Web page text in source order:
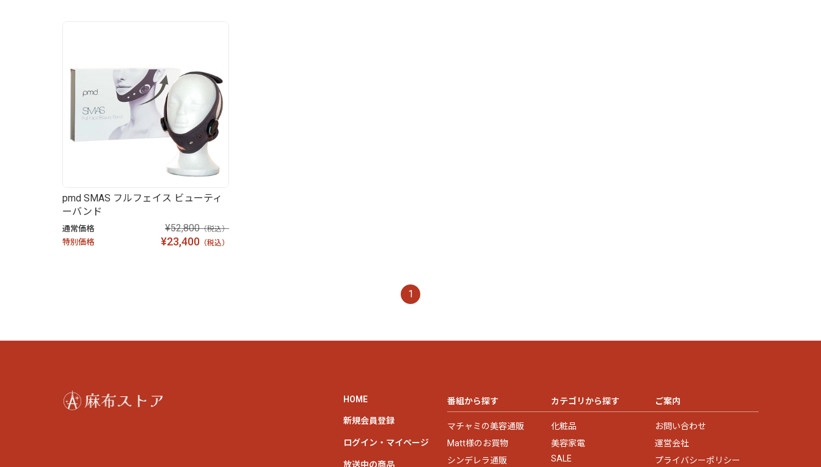
pmd SMAS フルフェイス ビューティ
ーバンド
通常価格 ¥52,800（税込）
特別価格 ¥23,400 （税込）
1
HOME
新規会員登録
ログイン・マイページ
放送中の商品
番組から探す
マチャミの美容通販
Matt様のお買物
シンデレラ通販
カテゴリから探す
化粧品
美容家電
SALE
ご案内
お問い合わせ
運営会社
プライバシーポリシー